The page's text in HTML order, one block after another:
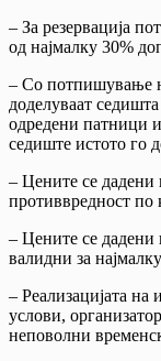
– За резервација
од најмалку 30%
– Со потпишување
доделуваат
одредени патници
седиште истото го
– Цените се дадени
противвредност по
– Цените се дадени
валидни за
– Реализацијата на
услови,
неповолни